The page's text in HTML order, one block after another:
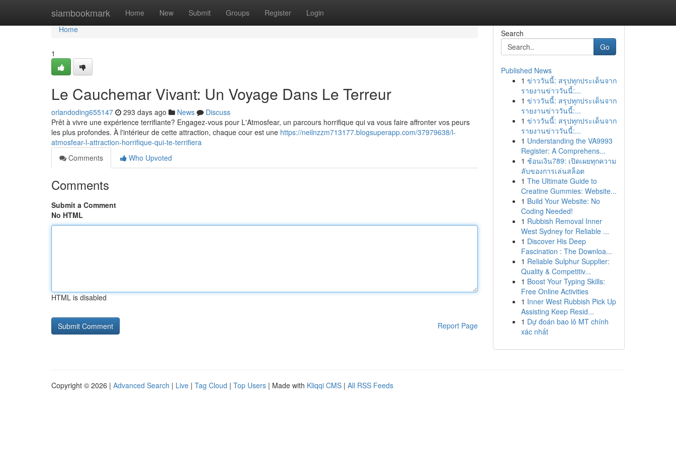
siambookmark Home New Submit Groups Register Login
Home
Home
1
Le Cauchemar Vivant: Un Voyage Dans Le Terreur
orlandoding655147 293 days ago News
Discuss
Prêt à vivre une expérience terrifiante? Engagez-vous pour L'Atmosfear, un parcours horrifique qui va vous faire affronter vos peurs
les plus profondes. À l'intérieur de cette attraction, chaque cour est une https://neilnzzm713177.blogsuperapp.com/37979638/l-
atmosfear-l-attraction-horrifique-qui-te-terrifiera
Comments
Who Upvoted
Comments
Submit a Comment
No HTML
HTML is disabled
Report Page
Search
Go
Published News
1 ข่าววันนี้: สรุปทุกประเด็นจาก
รายงานข่าววันนี้:...
1 ข่าววันนี้: สรุปทุกประเด็นจาก
รายงานข่าววันนี้:...
1 ข่าววันนี้: สรุปทุกประเด็นจาก
รายงานข่าววันนี้:...
1 Understanding the VA9993
Register: A Comprehens...
1 ช้อนเงิน789: เปิดเผยทุกความ
ลับของการเล่นสล็อต
1 The Ultimate Guide to
Creatine Gummies: Website...
1 Build Your Website: No
Coding Needed!
1 Rubbish Removal Inner
West Sydney for Reliable ...
1 Discover His Deep
Fascination : The Downloa...
1 Reliable Sulphur Supplier:
Quality & Competitiv...
1 Boost Your Typing Skills:
Free Online Activities
1 Inner West Rubbish Pick Up
Assisting Keep Resid...
1 Dự đoán bao lô MT chính
xác nhất
Copyright © 2026 | Advanced Search | Live | Tag Cloud | Top Users | Made with Kliqqi CMS | All RSS Feeds